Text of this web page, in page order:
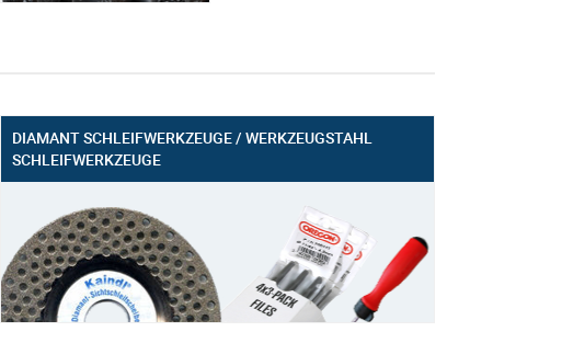
DIAMANT SCHLEIFWERKZEUGE / WERKZEUGSTAHL
SCHLEIFWERKZEUGE